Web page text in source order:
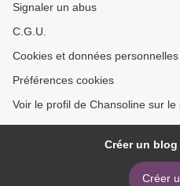
Signaler un abus
C.G.U.
Cookies et données personnelles
Préférences cookies
Voir le profil de Chansoline sur le
Créer un
Créer